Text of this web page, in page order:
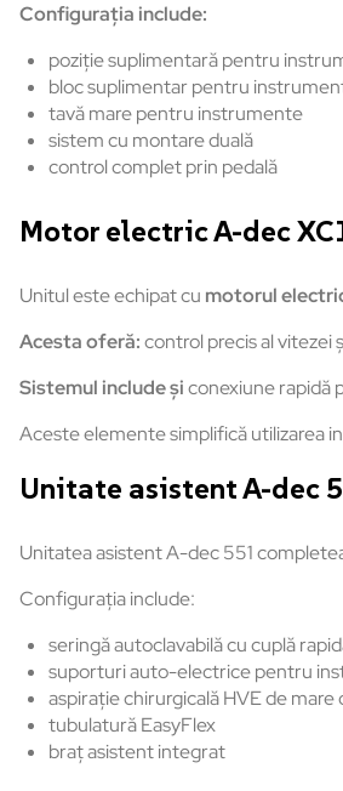
Configurația include:
poziție suplimentară pentru
bloc suplimentar pentru
tavă mare pentru instrumente
sistem cu montare duală
control complet prin pedală
Motor electric A-dec
Unitul este echipat cu motorul
Acesta oferă:control precis al vitezei
Sistemul include șiconexiune rapidă
Aceste elemente simplifică utilizarea
Unitate asistent A-dec
Unitatea asistent A-dec 551
Configurația include:
seringă autoclavabilă cu cuplă
suporturi auto-electrice pentru
aspirație chirurgicală HVE de mare
tubulatură EasyFlex
braț asistent integrat